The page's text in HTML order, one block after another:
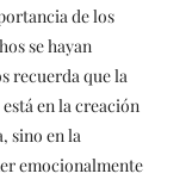
de los
se hayan
recuerda que la
en la creación
sino en la
emocionalmente